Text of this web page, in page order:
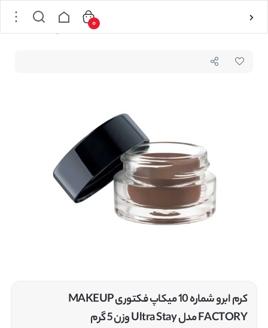
کرم ابرو شماره 10 میکاپ فکتوری MAKEUP FACTORY مدل Ultra Stay وزن 5 گرم
0
کرم ابرو شماره 10 میکاپ فکتوری MAKEUP
FACTORY مدل Ultra Stay وزن 5 گرم